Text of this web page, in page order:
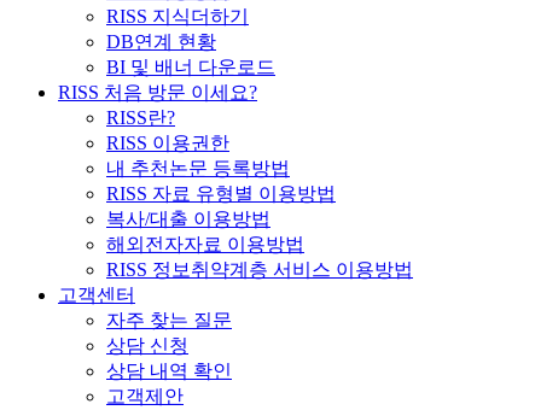
RISS 지식더하기
DB연계 현황
BI 및 배너 다운로드
RISS 처음 방문 이세요?
RISS란?
RISS 이용권한
내 추천논문 등록방법
RISS 자료 유형별 이용방법
복사/대출 이용방법
해외전자자료 이용방법
RISS 정보취약계층 서비스 이용방법
고객센터
자주 찾는 질문
상담 신청
상담 내역 확인
고객제안